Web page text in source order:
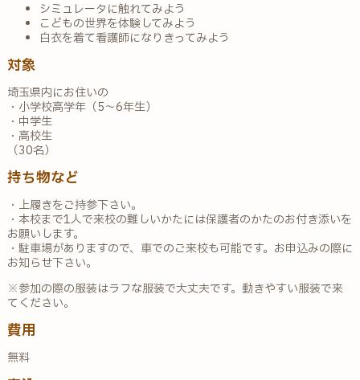
シミュレータに触れてみよう
こどもの世界を体験してみよう
白衣を着て看護師になりきってみよう
対象
埼玉県内にお住いの
・小学校高学年（5～6年生）
・中学生
・高校生
（30名）
持ち物など
・上履きをご持参下さい。
・本校まで1人で来校の難しいかたには保護者のかたのお付き添いを
お願いします。
・駐車場がありますので、車でのご来校も可能です。お申込みの際に
お知らせ下さい。
※参加の際の服装はラフな服装で大丈夫です。動きやすい服装で来
てください。
費用
無料